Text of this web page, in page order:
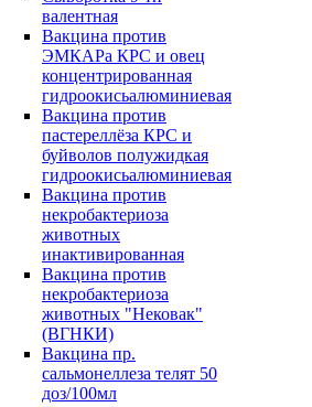
валентная
Вакцина против
ЭМКАРа КРС и овец
концентрированная
гидроокисьалюминиевая
Вакцина против
пастереллёза КРС и
буйволов полужидкая
гидроокисьалюминиевая
Вакцина против
некробактериоза
животных
инактивированная
Вакцина против
некробактериоза
животных "Нековак"
(ВГНКИ)
Вакцина пр.
сальмонеллеза телят 50
доз/100мл